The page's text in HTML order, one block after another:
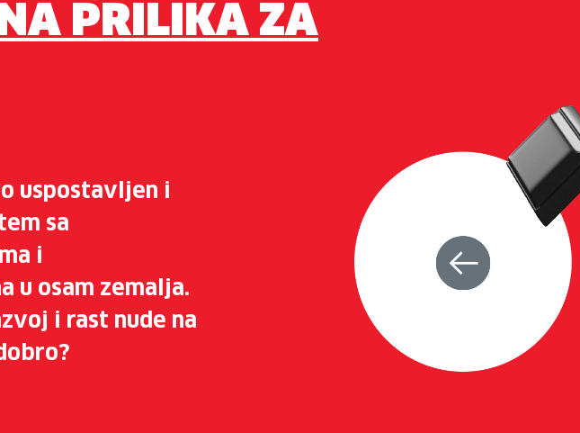
PRILIKA ZA
uspostavljen i
sa
i
u osam zemalja.
i rast nude na